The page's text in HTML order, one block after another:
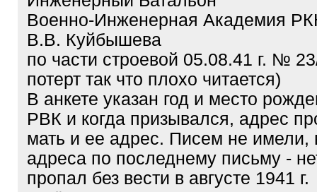
Военно-Инженерная Академия
В.В. Куйбышева
по части строевой 05.08.41 г. №
потерт так что плохо читается)
В анкете указан год и место
РВК и когда призывался, адрес
мать и ее адрес. Писем не имели,
адреса по последнему письму -
пропал без вести в августе 1941 г.